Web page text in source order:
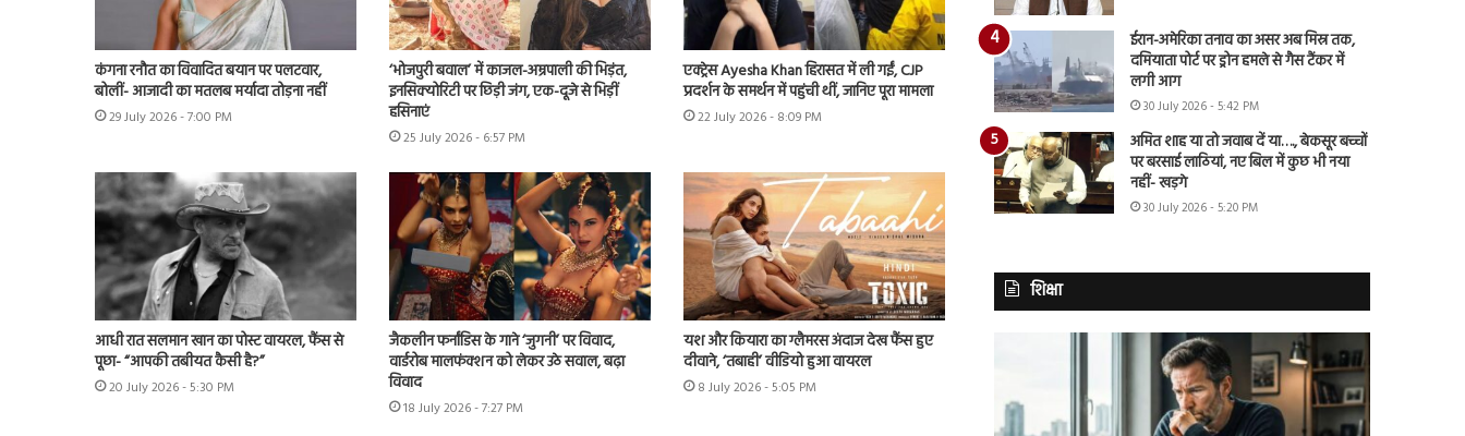
कंगना रनौत का विवादित बयान पर पलटवार,
बोलीं- आजादी का मतलब मर्यादा तोड़ना नहीं
29 July 2026 - 7:00 PM
‘भोजपुरी बवाल’ में काजल-अम्रपाली की भिड़ंत,
इनसिक्योरिटी पर छिड़ी जंग, एक-दूजे से भिड़ीं
हसिनाएं
25 July 2026 - 6:57 PM
एक्ट्रेस Ayesha Khan हिरासत में ली गईं, CJP
प्रदर्शन के समर्थन में पहुंची थीं, जानिए पूरा मामला
22 July 2026 - 8:09 PM
आधी रात सलमान खान का पोस्ट वायरल, फैंस से
पूछा- “आपकी तबीयत कैसी है?”
20 July 2026 - 5:30 PM
जैकलीन फर्नांडिस के गाने ‘जुगनी’ पर विवाद,
वार्डरोब मालफंक्शन को लेकर उठे सवाल, बढ़ा
विवाद
18 July 2026 - 7:27 PM
यश और कियारा का ग्लैमरस अंदाज देख फैंस हुए
दीवाने, ‘तबाही’ वीडियो हुआ वायरल
8 July 2026 - 5:05 PM
ईरान-अमेरिका तनाव का असर अब मिस्र तक,
दमियाता पोर्ट पर ड्रोन हमले से गैस टैंकर में
लगी आग
30 July 2026 - 5:42 PM
अमित शाह या तो जवाब दें या…., बेकसूर बच्चों
पर बरसाई लाठियां, नए बिल में कुछ भी नया
नहीं- खड़गे
30 July 2026 - 5:20 PM
शिक्षा